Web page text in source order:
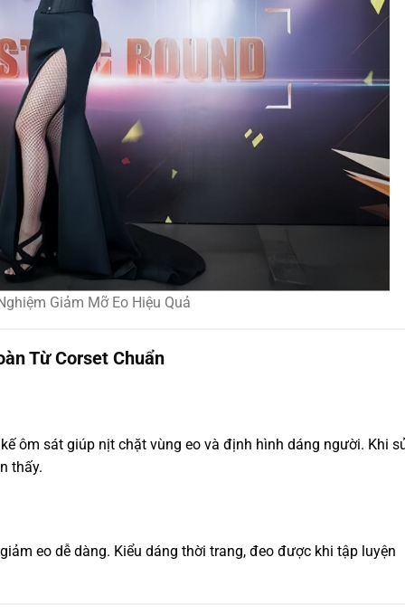
Giảm Mỡ Eo Hiệu Quả
Từ Corset Chuẩn
ôm sát giúp nịt chặt vùng eo và định hình dáng người. Khi
thấy.
eo dễ dàng. Kiểu dáng thời trang, đeo được khi tập luyện